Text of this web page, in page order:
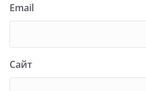
Email
Сайт